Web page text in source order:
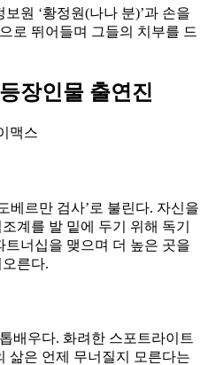
원 ‘황정원(나나 분)’과 손을
로 뛰어들며 그들의 치부를 드
장인물 출연진
베르만 검사’로 불린다. 자신을
계를 발 밑에 두기 위해 독기
너십을 맺으며 더 높은 곳을
른다.
배우다. 화려한 스포트라이트
삶은 언제 무너질지 모른다는